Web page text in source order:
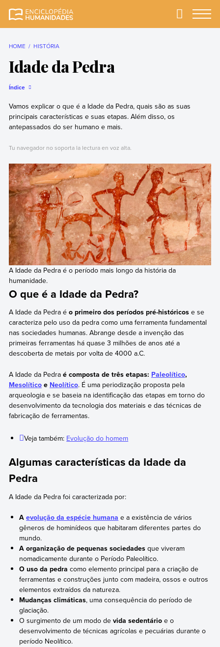
completa e mais
Primary
HOME HISTÓRIA
Idade da Pedra
Índice
Vamos explicar o que é a Idade da Pedra, quais são as suas
principais características e suas etapas. Além disso, os
antepassados do ser humano e mais.
Tu navegador no soporta la lectura en voz alta.
A Idade da Pedra é o período mais longo da história da
humanidade.
O que é a Idade da Pedra?
A Idade da Pedra é o primeiro dos períodos pré-históricos e se
caracteriza pelo uso da pedra como uma ferramenta fundamental
nas sociedades humanas. Abrange desde a invenção das
primeiras ferramentas há quase 3 milhões de anos até a
descoberta de metais por volta de 4000 a.C.
A Idade da Pedra é composta de três etapas: Paleolítico,
Mesolíticoe Neolítico. É uma periodização proposta pela
arqueologia e se baseia na identificação das etapas em torno do
desenvolvimento da tecnologia dos materiais e das técnicas de
fabricação de ferramentas.
Veja também: Evolução do homem
Algumas características da Idade da
Pedra
A Idade da Pedra foi caracterizada por:
Aevolução da espécie humana e a existência de vários
gêneros de hominídeos que habitaram diferentes partes do
mundo.
A organização de pequenas sociedades que viveram
nomadicamente durante o Período Paleolítico.
O uso da pedra como elemento principal para a criação de
ferramentas e construções junto com madeira, ossos e outros
elementos extraídos da natureza.
Mudanças climáticas, uma consequência do período de
glaciação.
O surgimento de um modo devida sedentário e o
desenvolvimento de técnicas agrícolas e pecuárias durante o
período Neolítico.